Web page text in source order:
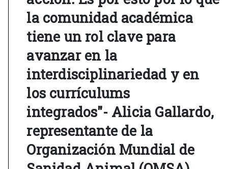
la comunidad académica
tiene un rol clave para
avanzar en la
interdisciplinariedad y en
los currículums
integrados"- Alicia Gallardo,
representante de la
Organización Mundial de